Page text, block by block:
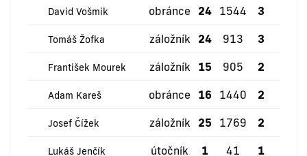
David Vošmik obránce 24 1544 3
Tomáš Žofka záložník 24 913 3
František Mourek záložník 15 905 2
Adam Kareš obránce 16 1440 2
Josef Čížek záložník 25 1769 2
Lukáš Jenčík útočník 1 41 1